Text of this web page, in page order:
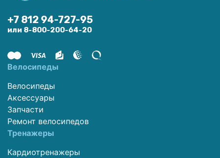
+7 812 94-727-95
или 8-800-200-64-20
Велосипеды
Велосипеды
Аксессуары
Запчасти
Ремонт велосипедов
Тренажеры
Кардиотренажеры